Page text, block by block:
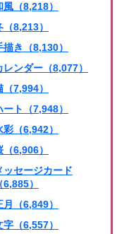
風（8,218）
（8,213）
描き（8,130）
レンダー（8,077）
（7,994）
ート（7,948）
彩（6,942）
（6,906）
ッセージカード
（6,885）
月（6,849）
字（6,557）